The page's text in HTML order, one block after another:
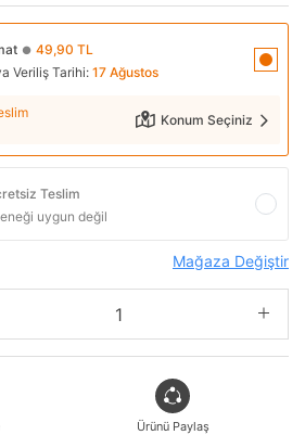
● 49,90 TL
Veriliş Tarihi:17 Ağustos
Konum Seçiniz
Teslim
uygun değil
Mağaza Değiştir
Ürünü Paylaş